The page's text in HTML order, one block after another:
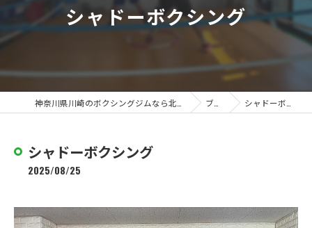
シャドーボクシング
ブログ シャドーボクシング
シャドーボクシング
2025/08/25